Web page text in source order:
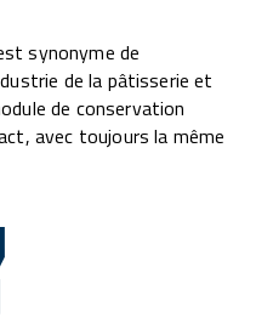
synonyme de
de la pâtisserie et
de conservation
avec toujours la même